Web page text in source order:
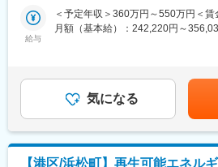
て仕事と育児を両立できる職場環境
動化・省力化にかかせない機器、材
※取引先例：NECグループ、クラレ
客鉄道、住友グループ、帝人、東レ
信電話等
変更の範囲：会社の定める業務
開しています。太陽光発電の設計に
たり安定運用できるシステムの構築
てのスマートエネルギー商材の提案
への参加を通じた新規開拓も行いま
◇取扱い商材：産業用太陽光機器、
などに興味関心のある法人）
給与
＜予定年収＞360万円～550万円＜
月額（基本給）：242,220円～
賞与：年2回 ※前年度実績：2.9ヶ月
金額であり、選考を通じて上下する
は固定手当を含めた表記です。
気になる
【港区/浜松町】再生可能エネル